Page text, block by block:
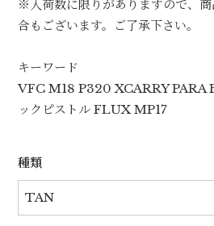
※入荷数に限りがありますので、
合もございます。ご了承下さい。
キーワード
VFC M18 P320 XCARRY PARA
ックピストル FLUX MP17
種類